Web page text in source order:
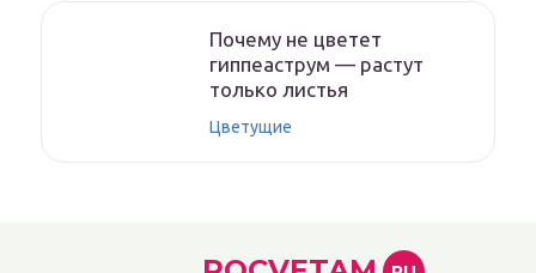
Почему не цветет
гиппеаструм — растут
только листья
Цветущие